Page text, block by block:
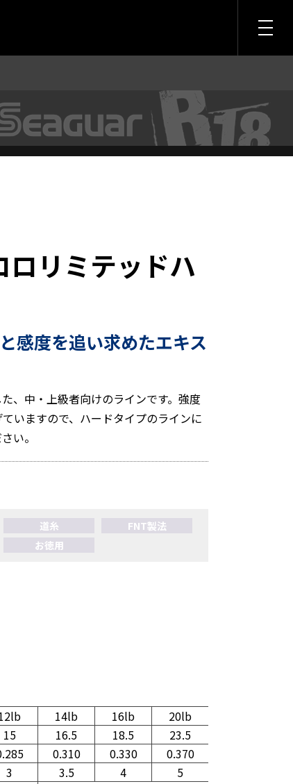
ロリミテッドハ
感度を追い求めたエキス
、中・上級者向けのラインです。強度
いますので、ハードタイプのラインに
い。
道糸
FNT製法
お徳用
14lb 16lb
20lb
15 16.5 18.5
23.5
0.310 0.330
0.370
3 3.5 4
5